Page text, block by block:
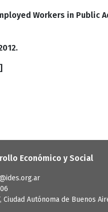
Workers in Public
]
Económico y Social
Ciudad Autónoma de Buenos